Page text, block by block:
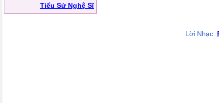
Tiểu Sử Nghệ Sĩ
Lời Nhạc: